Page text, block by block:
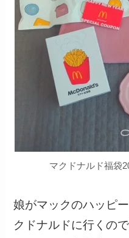
マクドナルド福袋
娘がマックのハッピ
クドナルドに行くの